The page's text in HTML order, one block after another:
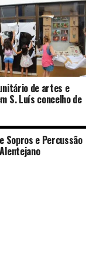
de artes e
S. Luís concelho de
Sopros e Percussão